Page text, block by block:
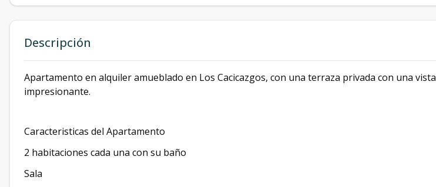
Descripción
Apartamento en alquiler amueblado en Los Cacicazgos, con una terraza privada con una vista
impresionante.
Caracteristicas del Apartamento
2 habitaciones cada una con su baño
Sala